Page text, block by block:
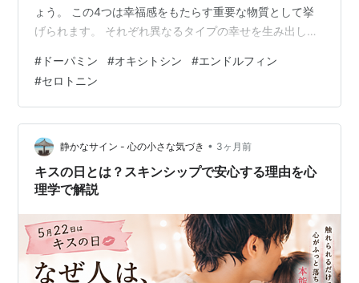
ょう。 この4つは幸福感をもたらす重要な物質として挙
げられます。 それぞれ異なるタイプの幸せを生み出しま
くと気分も物質に支配されているかも。 ドーパミン 一言
でいうと、達成の幸福 快感、意欲、報酬、達成感に関係
します。 目標を達成した時、達成が予測できた瞬間に分
泌される物質です。 一昔前の「チョー気持ちいい」とい
った水泳選手は、この瞬間を実感しているでしょうね。
「もっと欲しい」という欲求を…
# ドーパミン #オキシトシン #エンドルフィン
#セロトニン
静かなサイン - 心の小さな気づき • 3ヶ月前
キスの日とは？スキンシップで安心する理由を心
理学で解説